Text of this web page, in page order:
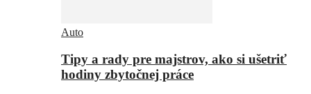
Auto
Tipy a rady pre majstrov, ako si ušetriť
hodiny zbytočnej práce